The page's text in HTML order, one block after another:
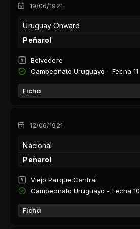
19/06/1921
Uruguay Onward
Peñarol
Belvedere
Campeonato Uruguayo - Fecha 11
Ficha
12/06/1921
Nacional
Peñarol
Viejo Parque Central
Campeonato Uruguayo - Fecha 10
Ficha